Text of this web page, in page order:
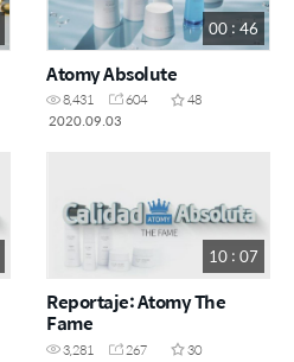
00 : 46
Atomy Absolute
8,431 604
48
2020.09.03
10 : 07
Reportaje: Atomy The
Fame
3,281 267
30